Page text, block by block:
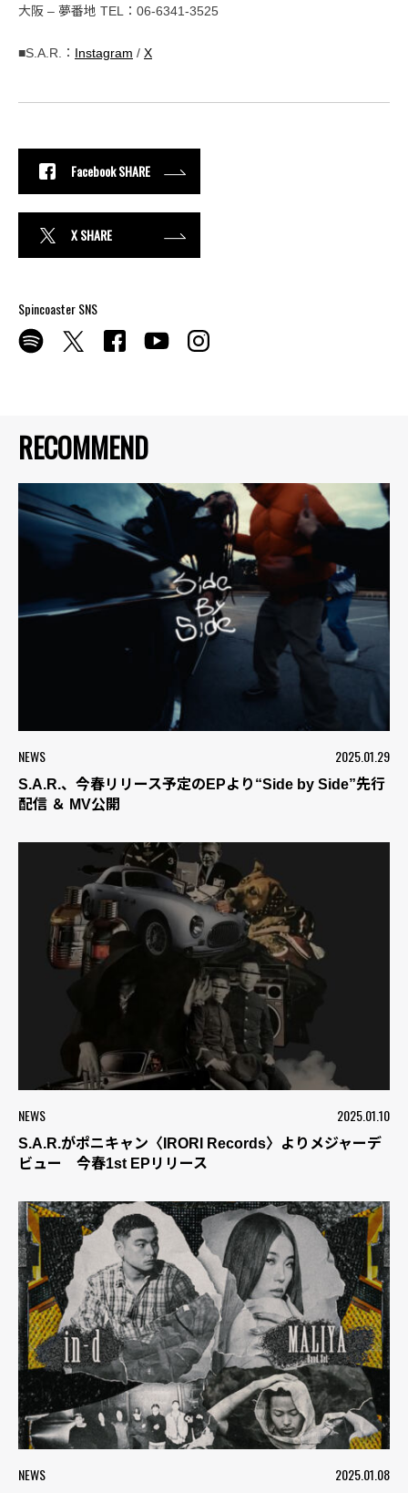
RECOMMEND
NEWS 2025.01.29
S.A.R.、今春リリース予定のEPより“Side by Side”先行
配信 ＆ MV公開
NEWS 2025.01.10
S.A.R.がポニキャン〈IRORI Records〉よりメジャーデ
ビュー 今春1st EPリリース
NEWS 2025.01.08
大阪 – 夢番地 TEL：06-6341-3525
■S.A.R.： Instagram / X
Facebook SHARE
X SHARE
Spincoaster SNS